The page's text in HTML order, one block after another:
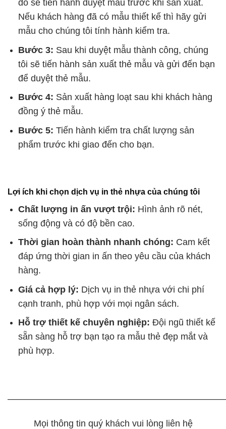
đó sẽ tiến hành duyệt mẫu trước khi sản xuất.
Nếu khách hàng đã có mẫu thiết kế thì hãy gửi
mẫu cho chúng tôi tính hành kiểm tra.
Bước 3: Sau khi duyệt mẫu thành công, chúng
tôi sẽ tiến hành sản xuất thẻ mẫu và gửi đến bạn
để duyệt thẻ mẫu.
Bước 4: Sản xuất hàng loạt sau khi khách hàng
đồng ý thẻ mẫu.
Bước 5: Tiến hành kiểm tra chất lượng sản
phẩm trước khi giao đến cho bạn.
Lợi ích khi chọn dịch vụ in thẻ nhựa của chúng tôi
Chất lượng in ấn vượt trội: Hình ảnh rõ nét,
sống động và có độ bền cao.
Thời gian hoàn thành nhanh chóng: Cam kết
đáp ứng thời gian in ấn theo yêu cầu của khách
hàng.
Giá cả hợp lý: Dịch vụ in thẻ nhựa với chi phí
cạnh tranh, phù hợp với mọi ngân sách.
Hỗ trợ thiết kế chuyên nghiệp: Đội ngũ thiết kế
sẵn sàng hỗ trợ bạn tạo ra mẫu thẻ đẹp mắt và
phù hợp.
Mọi thông tin quý khách vui lòng liên hệ